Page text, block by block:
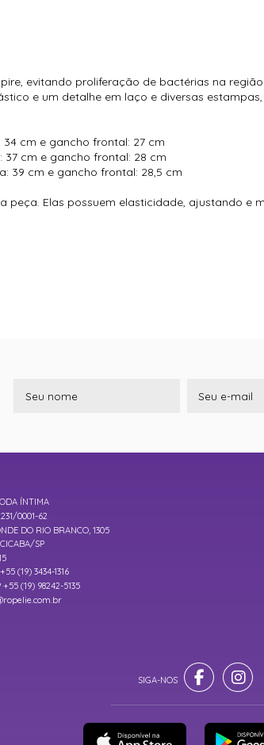
evitando proliferação de bactérias na
e um detalhe em laço e diversas
cm e gancho frontal: 27 cm
cm e gancho frontal: 28 cm
39 cm e gancho frontal: 28,5 cm
Elas possuem elasticidade, ajustando e
ÍNTIMA
0001-62
DO RIO BRANCO, 1305
SP
(19) 3434-1316
+55 (19) 98242-5135